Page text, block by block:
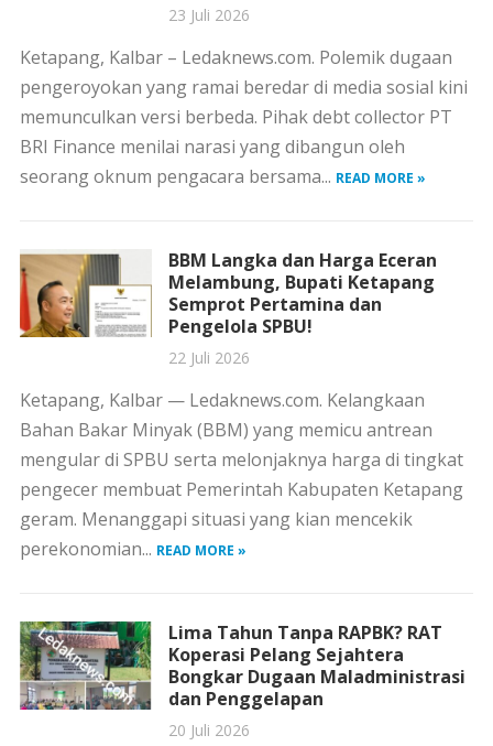
23 Juli 2026
Ketapang, Kalbar – Ledaknews.com. Polemik dugaan
pengeroyokan yang ramai beredar di media sosial kini
memunculkan versi berbeda. Pihak debt collector PT
BRI Finance menilai narasi yang dibangun oleh
seorang oknum pengacara bersama... READ MORE »
BBM Langka dan Harga Eceran
Melambung, Bupati Ketapang
Semprot Pertamina dan
Pengelola SPBU!
22 Juli 2026
Ketapang, Kalbar — Ledaknews.com. Kelangkaan
Bahan Bakar Minyak (BBM) yang memicu antrean
mengular di SPBU serta melonjaknya harga di tingkat
pengecer membuat Pemerintah Kabupaten Ketapang
geram. Menanggapi situasi yang kian mencekik
perekonomian... READ MORE »
Lima Tahun Tanpa RAPBK? RAT
Koperasi Pelang Sejahtera
Bongkar Dugaan Maladministrasi
dan Penggelapan
20 Juli 2026